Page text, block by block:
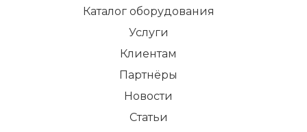
Каталог оборудования
Услуги
Клиентам
Партнёры
Новости
Статьи